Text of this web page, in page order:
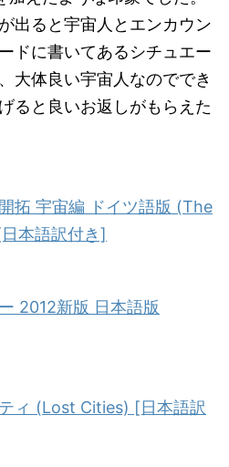
出ると宇宙人とエンカウン
ドに書いてあるシチュエー
大体良い宇宙人なのででき
ると良いお返しがもらえた
拓 宇宙編 ドイツ語版 (The
本語訳付き]
2012新版 日本語版
ィ (Lost Cities) [日本語訳